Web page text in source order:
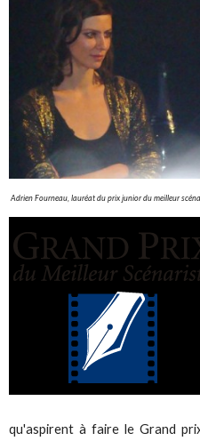
Adrien Fourneau, lauréat du prix junior du meilleur
qu'aspirent à faire le Grand